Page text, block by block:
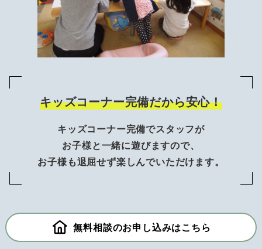
キッズコーナー完備だから安心！
キッズコーナー完備でスタッフが
お子様と一緒に遊びますので、
お子様も退屈せず楽しんでいただけます。
無料相談のお申し込みはこちら